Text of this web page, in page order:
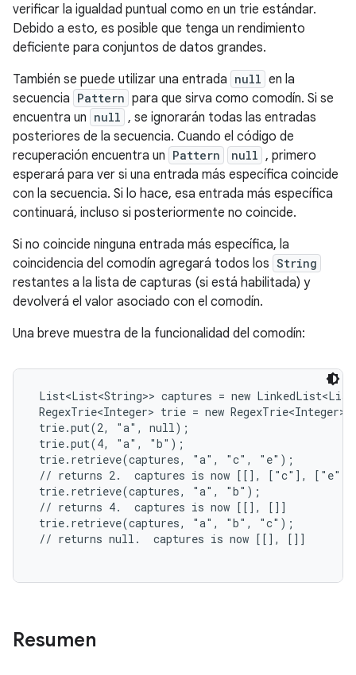
verificar la igualdad puntual como en un trie estándar.
Debido a esto, es posible que tenga un rendimiento
deficiente para conjuntos de datos grandes.
También se puede utilizar una entrada null en la
secuencia Pattern para que sirva como comodín. Si se
encuentra un null , se ignorarán todas las entradas
posteriores de la secuencia. Cuando el código de
recuperación encuentra un Pattern null , primero
esperará para ver si una entrada más específica coincide
con la secuencia. Si lo hace, esa entrada más específica
continuará, incluso si posteriormente no coincide.
Si no coincide ninguna entrada más específica, la
coincidencia del comodín agregará todos los String
restantes a la lista de capturas (si está habilitada) y
devolverá el valor asociado con el comodín.
Una breve muestra de la funcionalidad del comodín:
List<List<String>> captures = new
RegexTrie<Integer> trie = new
trie.put(2, "a", null);
trie.put(4, "a", "b");
trie.retrieve(captures, "a", "c", "e");
// returns 2.  captures is now [[], ["c"], ["e"]]
trie.retrieve(captures, "a", "b");
// returns 4.  captures is now [[], []]
trie.retrieve(captures, "a", "b", "c");
// returns null.  captures is now [[], []]
Resumen